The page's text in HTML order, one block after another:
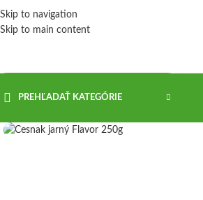
Skip to navigation
Skip to main content
PREHĽADAŤ KATEGÓRIE